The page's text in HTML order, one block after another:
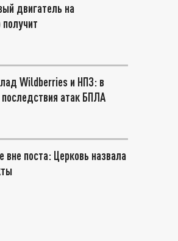
двигатель на
Wildberries и НПЗ: в
атак БПЛА
вне поста: Церковь назвала